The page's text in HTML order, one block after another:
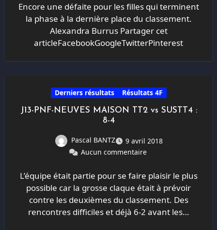
Encore une défaite pour les filles qui terminent
la phase à la dernière place du classement.
Alexandra Burrus Partager cet
articleFacebookGoogleTwitterPinterest
Derniers résultats Résultats 4F
J13-PNF-NEUVES MAISON TT2 vs SUSTT4 :
8-4
Pascal BANTZ
9 avril 2018
Aucun commentaire
L’équipe était partie pour se faire plaisir le plus
possible car la grosse claque était à prévoir
contre les deuxièmes du classement. Des
rencontres difficiles et déjà 6-2 avant les…